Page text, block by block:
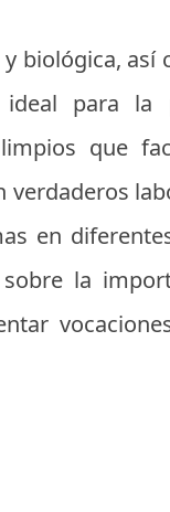
biológica, así
para la
que
verdaderos
en
la